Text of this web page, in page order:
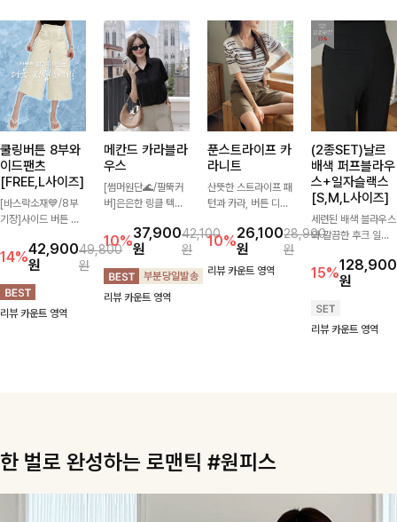
쿨링버튼 8부와
이드팬츠
[FREE,L사이즈]
[바스락소재💙/8부
기장]사이드 버튼 디
가 되어주는 와이드
팬츠입니다. 여유롭게
떨어지는 실루엣과 가
볍게 바스락거리는 소
재감으로 시원하고 편
14%42,900
원
49,800
원
리뷰 카운트 영역
메칸드 카라블라
우스
[썸머원단🌊/팔뚝커
버]은은한 링클 텍스
이 만나 내추럴하면서
도 세련된 무드를 연
출해주는 블라우스-
데일리룩부터 출근룩
까지 다양하게 활용하
10%37,900
원
42,100
원
리뷰 카운트 영역
푼스트라이프 카
라니트
산뜻한 스트라이프 패
턴과 카라, 버튼 디테
면서도 세련된 무드를
완성해주는 니트 🤍
부드럽고 가벼운 착용
10%26,100
원
28,900
원
리뷰 카운트 영역
(2종SET)날르
배색 퍼프블라우
스+일자슬랙스
[S,M,L사이즈]
세련된 배색 블라우스
와 깔끔한 후크 일자
세트입니다. 허리 라
인을 자연스럽게 살려
일자핏 슬랙스가 만나
단정하면서도 고급스
15%128,900
원
리뷰 카운트 영역
한 벌로 완성하는 로맨틱 #원피스